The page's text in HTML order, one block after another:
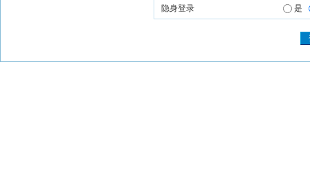
隐身登录 是